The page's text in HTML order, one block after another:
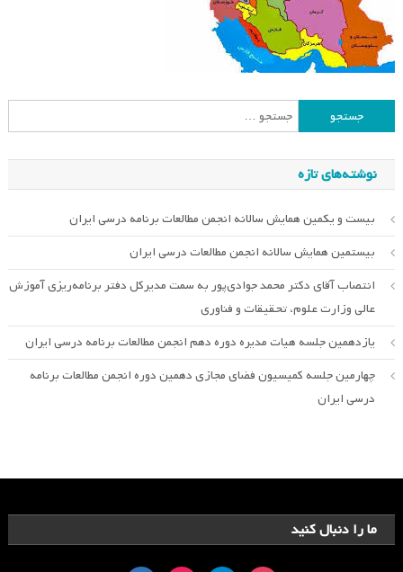
برای:
نوشته‌های تازه
بیست و یکمین همایش سالانه انجمن مطالعات برنامه درسی ایران
بیستمین همایش سالانه انجمن مطالعات درسی ایران
انتصاب آقای دکتر محمد جوادی‌پور به سمت مدیرکل دفتر برنامه‌ریزی آموزش
عالی وزارت علوم، تحقیقات و فناوری
یازدهمین جلسه هیات مدیره دوره دهم انجمن مطالعات برنامه درسی ایران
چهارمین جلسه کمیسیون فضای مجازی دهمین دوره انجمن مطالعات برنامه
درسی ایران
ما را دنبال کنید